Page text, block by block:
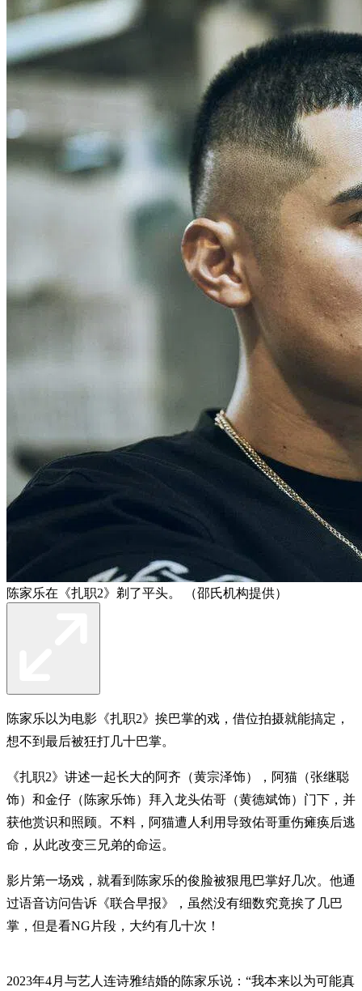
陈家乐在《扎职2》剃了平头。 （邵氏机构提供）
陈家乐以为电影《扎职2》挨巴掌的戏，借位拍摄就能搞定，
想不到最后被狂打几十巴掌。
《扎职2》讲述一起长大的阿齐（黄宗泽饰），阿猫（张继聪
饰）和金仔（陈家乐饰）拜入龙头佑哥（黄德斌饰）门下，并
获他赏识和照顾。不料，阿猫遭人利用导致佑哥重伤瘫痪后逃
命，从此改变三兄弟的命运。
影片第一场戏，就看到陈家乐的俊脸被狠甩巴掌好几次。他通
过语音访问告诉《联合早报》，虽然没有细数究竟挨了几巴
掌，但是看NG片段，大约有几十次！
2023年4月与艺人连诗雅结婚的陈家乐说：“我本来以为可能真